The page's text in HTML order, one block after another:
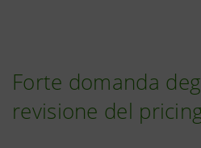
Forte domanda
revisione del